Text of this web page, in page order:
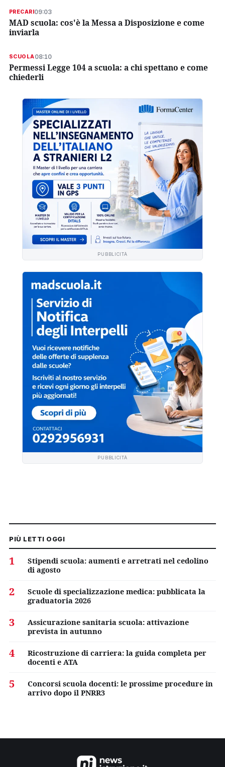
PRECARI09:03
MAD scuola: cos'è la Messa a Disposizione e come
inviarla
SCUOLA08:10
Permessi Legge 104 a scuola: a chi spettano e come
chiederli
PUBBLICITÀ
PUBBLICITÀ
PIÙ LETTI OGGI
1
Stipendi scuola: aumenti e arretrati nel cedolino
di agosto
2
Scuole di specializzazione medica: pubblicata la
graduatoria 2026
3
Assicurazione sanitaria scuola: attivazione
prevista in autunno
4
Ricostruzione di carriera: la guida completa per
docenti e ATA
5
Concorsi scuola docenti: le prossime procedure in
arrivo dopo il PNRR3